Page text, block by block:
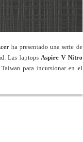
ha presentado una serie de
Las laptops Aspire V Nitro
para incursionar en el